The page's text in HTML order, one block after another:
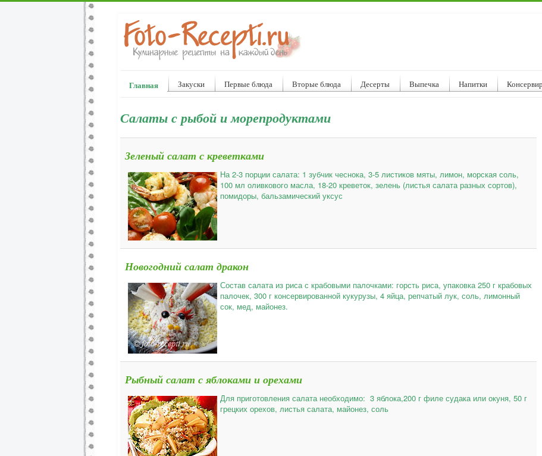
Главная Закуски Первые блюда Вторые блюда Десерты Выпечка Напитки
Салаты с рыбой и морепродуктами
Зеленый салат с креветками
На 2-3 порции салата: 1 зубчик чеснока, 3-5 листиков мяты, лимон, морская соль,
100 мл оливкового масла, 18-20 креветок, зелень (листья салата разных сортов),
помидоры, бальзамический уксус
Новогодний салат дракон
Состав салата из риса с крабовыми палочками: горсть риса, упаковка 250 г крабовых
палочек, 300 г консервированной кукурузы, 4 яйца, репчатый лук, соль, лимонный
сок, мед, майонез.
Рыбный салат с яблоками и орехами
Для приготовления салата необходимо: 3 яблока,200 г филе судака или окуня, 50 г
грецких орехов, листья салата, майонез, соль